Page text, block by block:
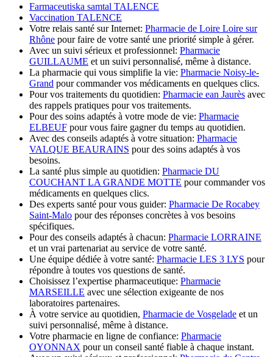
Farmaceutiska samtal TALENCE
Vaccination TALENCE
Votre relais santé sur Internet: Pharmacie de Loire Loire sur
Rhône pour faire de votre santé une priorité simple à gérer.
Avec un suivi sérieux et professionnel: Pharmacie
GUILLAUME et un suivi personnalisé, même à distance.
La pharmacie qui vous simplifie la vie: Pharmacie Noisy-le-
Grand pour commander vos médicaments en quelques clics.
Pour vos traitements du quotidien: Pharmacie ean Jaurès avec
des rappels pratiques pour vos traitements.
Pour des soins adaptés à votre mode de vie: Pharmacie
ELBEUF pour vous faire gagner du temps au quotidien.
Avec des conseils adaptés à votre situation: Pharmacie
VALQUE BEAURAINS pour des soins adaptés à vos
besoins.
La santé plus simple au quotidien: Pharmacie DU
COUCHANT LA GRANDE MOTTE pour commander vos
médicaments en quelques clics.
Des experts santé pour vous guider: Pharmacie De Rocabey
Saint-Malo pour des réponses concrètes à vos besoins
spécifiques.
Pour des conseils adaptés à chacun: Pharmacie LORRAINE
et un vrai partenariat au service de votre santé.
Une équipe dédiée à votre santé: Pharmacie LES 3 LYS pour
répondre à toutes vos questions de santé.
Choisissez l’expertise pharmaceutique: Pharmacie
MARSEILLE avec une sélection exigeante de nos
laboratoires partenaires.
À votre service au quotidien, Pharmacie de Vosgelade et un
suivi personnalisé, même à distance.
Votre pharmacie en ligne de confiance: Pharmacie
OYONNAX pour un conseil santé fiable à chaque instant.